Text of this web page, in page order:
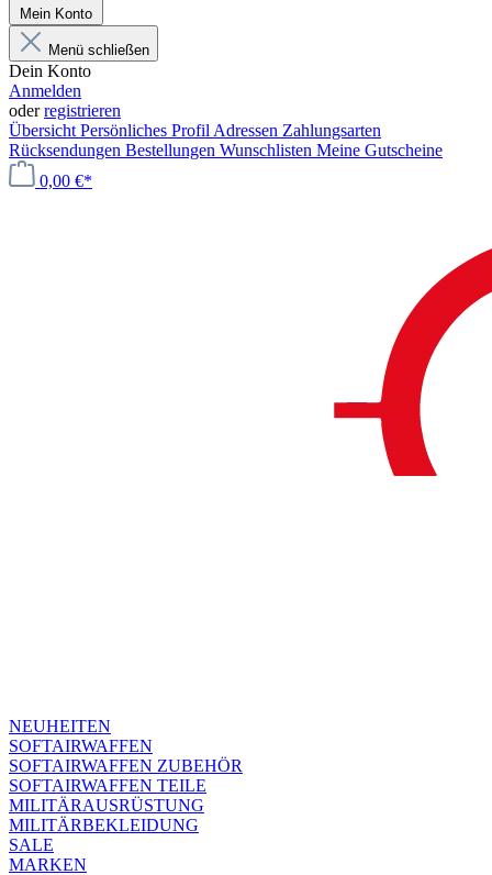
Mein Konto
Menü schließen
Dein Konto
Anmelden
oderregistrieren
Übersicht Persönliches Profil Adressen Zahlungsarten
Rücksendungen Bestellungen Wunschlisten Meine Gutscheine
0,00 €*
NEUHEITEN
SOFTAIRWAFFEN
SOFTAIRWAFFEN ZUBEHÖR
SOFTAIRWAFFEN TEILE
MILITÄRAUSRÜSTUNG
MILITÄRBEKLEIDUNG
SALE
MARKEN